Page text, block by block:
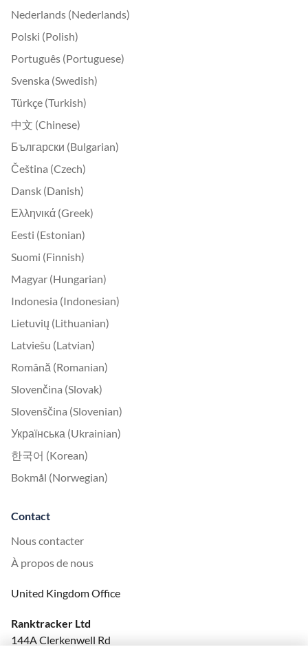
Nederlands (Nederlands)
Polski (Polish)
Português (Portuguese)
Svenska (Swedish)
Türkçe (Turkish)
中文 (Chinese)
Български (Bulgarian)
Čeština (Czech)
Dansk (Danish)
Ελληνικά (Greek)
Eesti (Estonian)
Suomi (Finnish)
Magyar (Hungarian)
Indonesia (Indonesian)
Lietuvių (Lithuanian)
Latviešu (Latvian)
Română (Romanian)
Slovenčina (Slovak)
Slovenščina (Slovenian)
Українська (Ukrainian)
한국어 (Korean)
Bokmål (Norwegian)
Contact
Nous contacter
À propos de nous
United Kingdom Office
Ranktracker Ltd
144A Clerkenwell Rd